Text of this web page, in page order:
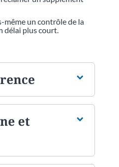
même un contrôle de la
délai plus court.
et